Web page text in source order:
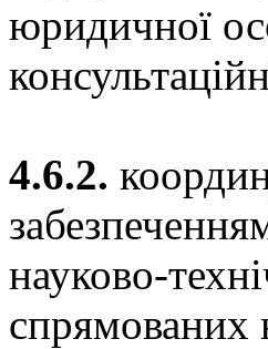
юридичної
4.6.2.
науково-
спрямованих